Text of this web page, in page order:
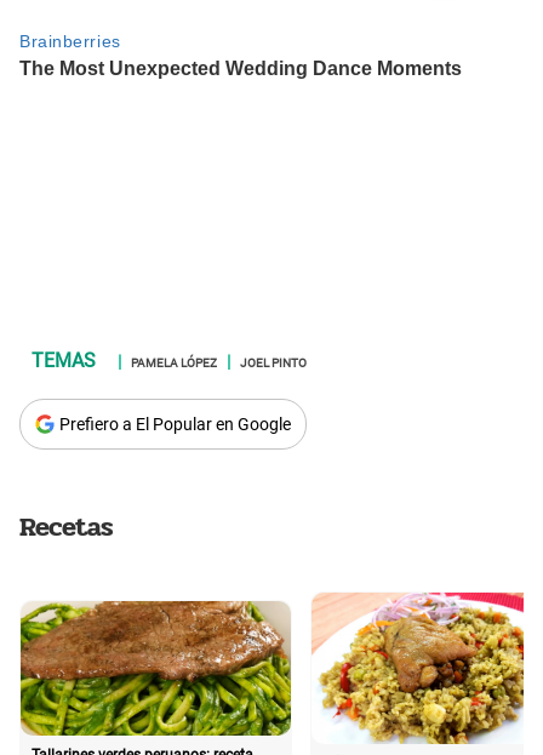
PAMELA LÓPEZ JOEL PINTO
Prefiero a El Popular en Google
Recetas